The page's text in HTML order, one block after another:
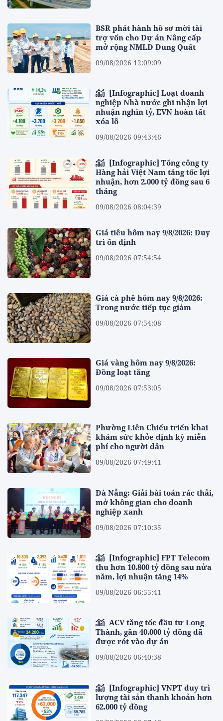
BSR phát hành hồ sơ mời tài
trợ vốn cho Dự án Nâng cấp
mở rộng NMLD Dung Quất
09/08/2026 12:09:09
nghiệp Nhà nước ghi nhận lợi
nhuận nghìn tỷ, EVN hoàn tất
xóa lỗ
09/08/2026 09:43:46
Hàng hải Việt Nam tăng tốc lợi
nhuận, hơn 2.000 tỷ đồng sau 6
tháng
09/08/2026 08:04:39
Giá tiêu hôm nay 9/8/2026: Duy
trì ổn định
09/08/2026 07:54:54
Giá cà phê hôm nay 9/8/2026:
Trong nước tiếp tục giảm
09/08/2026 07:54:08
Giá vàng hôm nay 9/8/2026:
Đồng loạt tăng
09/08/2026 07:53:05
Phường Liên Chiểu triển khai
khám sức khỏe định kỳ miễn
phí cho người dân
09/08/2026 07:49:41
Đà Nẵng: Giải bài toán rác thải,
mở không gian cho doanh
nghiệp xanh
09/08/2026 07:10:35
thu hơn 10.800 tỷ đồng sau nửa
năm, lợi nhuận tăng 14%
09/08/2026 06:55:41
ACV tăng tốc đầu tư Long
Thành, gần 40.000 tỷ đồng đã
được rót vào dự án
09/08/2026 06:40:38
lượng tài sản thanh khoản hơn
62.000 tỷ đồng